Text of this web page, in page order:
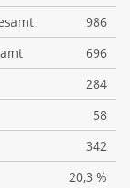
986
696
284
58
342
20,3 %